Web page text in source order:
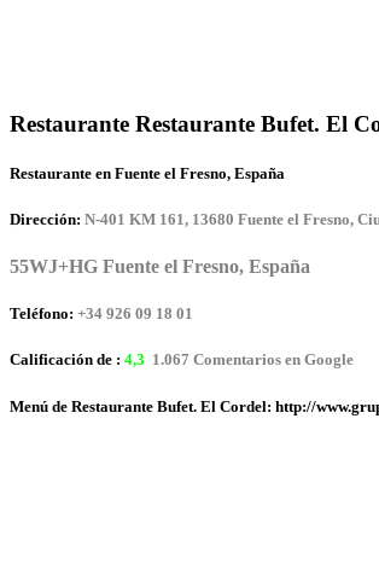
Restaurante Restaurante Bufet. El
Restaurante en Fuente el Fresno, España
Dirección: N-401 KM 161, 13680 Fuente el Fresno,
55WJ+HG Fuente el Fresno, España
Teléfono: +34 926 09 18 01
Calificación de : 4,3 1.067 Comentarios en Google
Menú de Restaurante Bufet. El Cordel: http://